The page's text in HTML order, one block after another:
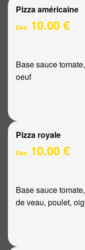
Pizza américaine
Dès 10.00 €
Base sauce
oeuf
Pizza royale
Dès 10.00 €
Base sauce
de veau, poulet,